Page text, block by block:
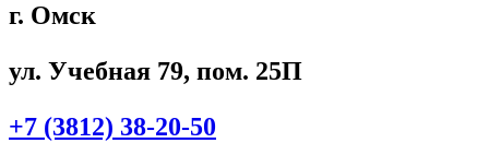
г. Омск
ул. Учебная 79, пом. 25П
+7 (3812) 38-20-50